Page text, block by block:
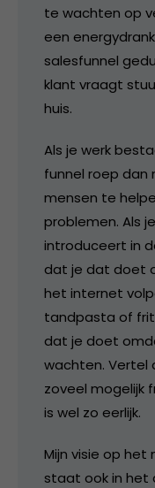
te wachten op
een
salesfunnel
klant vraagt
huis.
Als je werk
funnel roep
mensen te
problemen. Als
introduceert in
dat je dat doet
het internet
tandpasta of
dat je doet
wachten.
zoveel mogelijk
is wel zo eerlijk.
Mijn visie op het
staat ook in het